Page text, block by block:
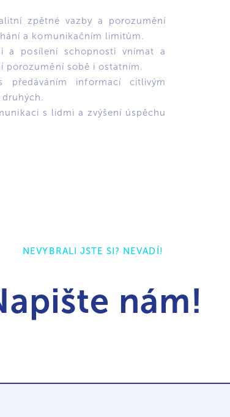
zpětné vazby a porozumění
a komunikačním limitům.
a posílení schopnosti vnímat a
porozumění sobě i ostatním.
předáváním informací citlivým
s lidmi a zvýšení úspěchu
NEVYBRALI JSTE SI? NEVADÍ!
nám!